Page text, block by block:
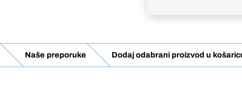
Naše preporuke Dodaj odabrani proizvod u